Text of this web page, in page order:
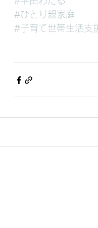
#ひとり親家庭
#子育て世帯生活支